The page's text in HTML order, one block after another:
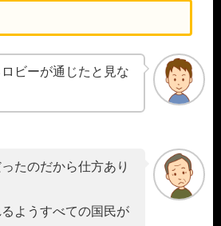
ビーが通じたと見な
たのだから仕方あり
ようすべての国民が